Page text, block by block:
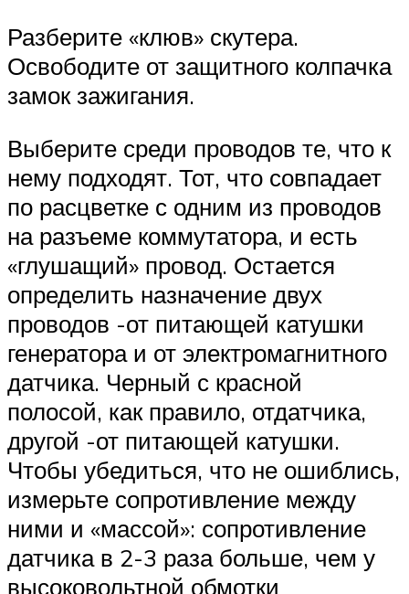
Разберите «клюв» скутера.
Освободите от защитного колпачка
замок зажигания.
Выберите среди проводов те, что к
нему подходят. Тот, что совпадает
по расцветке с одним из проводов
на разъеме коммутатора, и есть
«глушащий» провод. Остается
определить назначение двух
проводов -от питающей катушки
генератора и от электромагнитного
датчика. Черный с красной
полосой, как правило, отдатчика,
другой -от питающей катушки.
Чтобы убедиться, что не ошиблись,
измерьте сопротивление между
ними и «массой»: сопротивление
датчика в 2-3 раза больше, чем у
высоковольтной обмотки